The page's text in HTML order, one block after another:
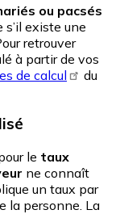
ou pacsés
s’il existe une
retrouver
à partir de vos
de calcul
du
le taux
ne connaît
un taux par
la personne. La